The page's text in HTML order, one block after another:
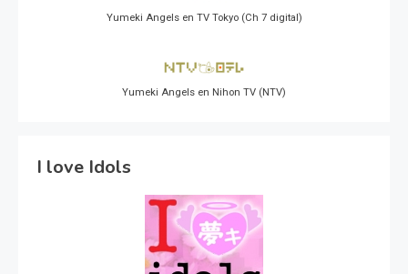
Yumeki Angels en TV Tokyo (Ch 7 digital)
Yumeki Angels en Nihon TV (NTV)
I love Idols